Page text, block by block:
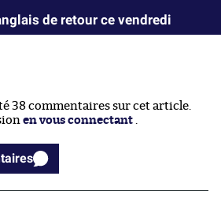
de retour ce vendredi
38 commentaires sur cet article.
en vous connectant